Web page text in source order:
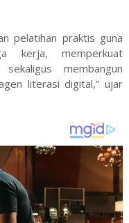
pelatihan praktis guna
kerja, memperkuat
membangun
literasi digital,” ujar